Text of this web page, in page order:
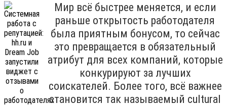
Мир всё быстрее меняется, и если
раньше открытость работодателя
была приятным бонусом, то сейчас
это превращается в обязательный
атрибут для всех компаний, которые
конкурируют за лучших
соискателей. Более того, всё важнее
становится так называемый cultural